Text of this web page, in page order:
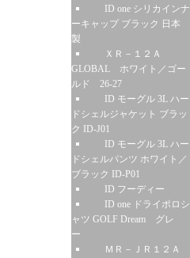
ID one シリカインナ
ーキャップ ブラック 日本
製
ＸＲ－１２Ａ
GLOBAL ホワイト／ゴー
ルド 26-27
ID モーグル 3L ハー
ドシェルジャケット ブラッ
ク ID-J01
ID モーグル 3L ハー
ドシェルパンツ ホワイト／
ブラック ID-P01
ID フーディー
ID one ドライポロシ
ャツ GOLF Dream グレ
ー
ＭＲ－ＪＲ１２Ａ